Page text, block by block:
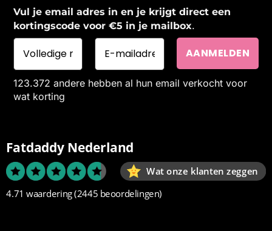
Vul je email adres in en je krijgt direct een
kortingscode voor €5 in je mailbox.
123.372 andere hebben al hun email verkocht voor
wat korting
Fatdaddy Nederland
Wat onze klanten zeggen
4.71 waardering(2445 beoordelingen)